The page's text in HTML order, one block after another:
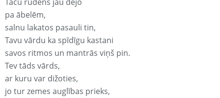
pa ābelēm,
salnu lakatos pasauli tin,
Tavu vārdu ka spīdīgu kastani
savos ritmos un mantrās viņš pin.
Tev tāds vārds,
ar kuru var dižoties,
jo tur zemes auglības prieks,